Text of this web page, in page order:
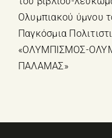
Ολυμπιακού ύμνου
Παγκόσμια
«ΟΛΥΜΠΙΣΜΟΣ-
ΠΑΛΑΜΑΣ»